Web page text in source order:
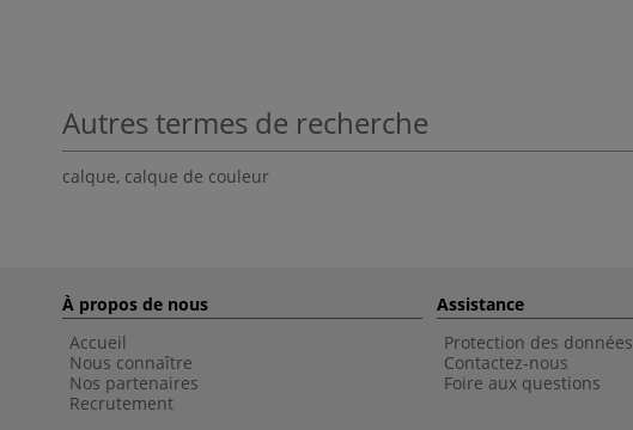
Autres termes de recherche
calque, calque de couleur
À propos de nous
Accueil
Nous connaître
Nos partenaires
Recrutement
Assistance
Protection des données
Contactez-nous
Foire aux questions